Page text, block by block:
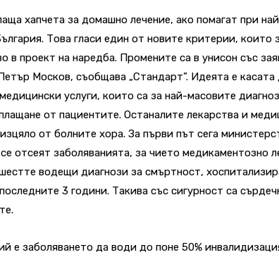
хапчета за домашно лечение, ако помагат при
Това гласи един от новите критерии, които
в проект на наредба. Промените са в унисон със
Москов, съобщава „Стандарт”. Идеята е
услуги, които са за най-масовите
от пациентите. Останалите лекарства и
от болните хора. За първи път сега
отсеят заболяванията, за чието медикаментозно
водещи диагнози за смъртност,
3 години. Такива със сигурност са
е заболяването да води до поне 50%